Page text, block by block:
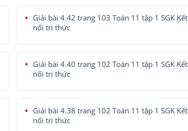
Giải bài 4.42 trang 103 Toán 11 tập 1 SGK Kết
nối tri thức
Giải bài 4.40 trang 102 Toán 11 tập 1 SGK Kết
nối tri thức
Giải bài 4.38 trang 102 Toán 11 tập 1 SGK Kết
nối tri thức